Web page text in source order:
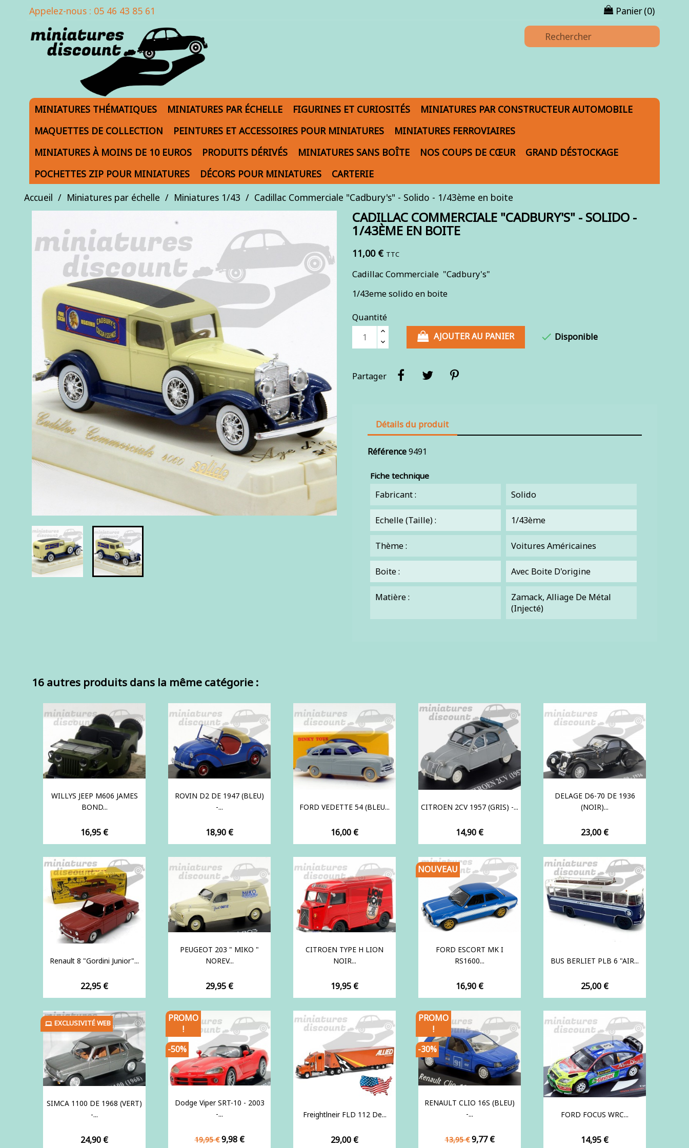
Appelez-nous : 05 46 43 85 61 Panier(0)
MINIATURES THÉMATIQUES MINIATURES PAR ÉCHELLE FIGURINES ET CURIOSITÉS
MINIATURES PAR CONSTRUCTEUR AUTOMOBILE
MAQUETTES DE COLLECTION
PEINTURES ET ACCESSOIRES POUR MINIATURES
MINIATURES FERROVIAIRES
MINIATURES À MOINS DE 10 EUROS
PRODUITS DÉRIVÉS MINIATURES SANS BOÎTE NOS COUPS DE CŒUR
GRAND DÉSTOCKAGE
POCHETTES ZIP POUR MINIATURES
DÉCORS POUR MINIATURES
CARTERIE
Accueil
Miniatures par échelle Miniatures 1/43 Cadillac Commerciale "Cadbury's" - Solido - 1/43ème en boite
CADILLAC COMMERCIALE "CADBURY'S" - SOLIDO -
1/43ÈME EN BOITE
11,00 € TTC
Cadillac Commerciale "Cadbury's"
1/43eme solido en boite
Quantité
AJOUTER AU PANIER
 Disponible
Partager
Détails du produit
Référence9491
Fiche technique
Fabricant : Solido
Echelle (Taille) : 1/43ème
Thème : Voitures Américaines
Boite : Avec Boite D'origine
Matière :
Zamack, Alliage De Métal
(injecté)
16 autres produits dans la même catégorie :
WILLYS JEEP M606 JAMES
BOND...
Prix
16,95 €
ROVIN D2 DE 1947 (BLEU)
-...
Prix
18,90 €
FORD VEDETTE 54 (BLEU...
Prix
16,00 €
CITROEN 2CV 1957 (GRIS) -...
Prix
14,90 €
DELAGE D6-70 DE 1936
(NOIR)...
Prix
23,00 €
Renault 8 "Gordini Junior"...
Prix
22,95 €
PEUGEOT 203 " MIKO "
NOREV...
Prix
29,95 €
CITROEN TYPE H LION
NOIR...
Prix
19,95 €
FORD ESCORT MK I
RS1600...
Prix
16,90 €
NOUVEAU
BUS BERLIET PLB 6 "AIR...
Prix
25,00 €
SIMCA 1100 DE 1968 (VERT)
-...
Prix
24,90 €
EXCLUSIVITÉ WEB
Dodge Viper SRT-10 - 2003
-...
Prix
19,95 € Prix
9,98 €
PROMO
!
-50%
Freightlneir FLD 112 De...
Prix
29,00 €
RENAULT CLIO 16S (BLEU)
-...
Prix
13,95 € Prix
9,77 €
PROMO
!
-30%
FORD FOCUS WRC...
Prix
14,95 €